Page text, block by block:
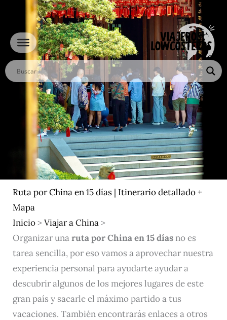
contenido
Ruta por China en 15 días | Itinerario detallado +
Mapa
Inicio>Viajar a China>
Organizar unaruta por China en 15 días no es
tarea sencilla, por eso vamos a aprovechar nuestra
experiencia personal para ayudarte ayudar a
descubrir algunos de los mejores lugares de este
gran país y sacarle el máximo partido a tus
vacaciones. También encontrarás enlaces a otros